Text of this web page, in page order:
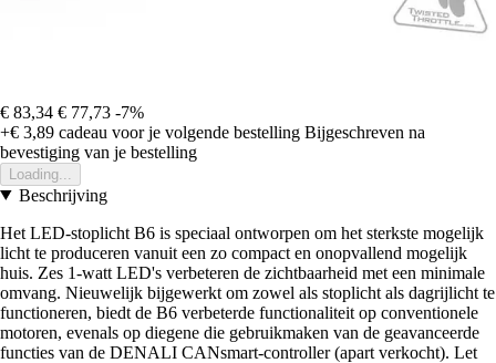
€ 83,34 € 77,73 -7%
+€ 3,89 cadeau voor je volgende bestelling Bijgeschreven na
bevestiging van je bestelling
Loading...
Beschrijving
Het LED-stoplicht B6 is speciaal ontworpen om het sterkste mogelijk
licht te produceren vanuit een zo compact en onopvallend mogelijk
huis. Zes 1-watt LED's verbeteren de zichtbaarheid met een minimale
omvang. Nieuwelijk bijgewerkt om zowel als stoplicht als dagrijlicht te
functioneren, biedt de B6 verbeterde functionaliteit op conventionele
motoren, evenals op diegene die gebruikmaken van de geavanceerde
functies van de DENALI CANsmart-controller (apart verkocht). Let